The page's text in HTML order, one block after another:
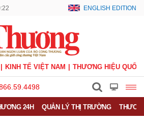
ENGLISH EDITION
KINH TẾ VIỆT NAM THƯƠNG HIỆU QUỐC
24H QUẢN LÝ THỊ TRƯỜNG